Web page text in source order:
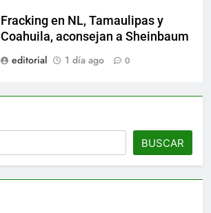
Fracking en NL, Tamaulipas y
Coahuila, aconsejan a Sheinbaum
editorial
1 día ago 0
BUSCAR